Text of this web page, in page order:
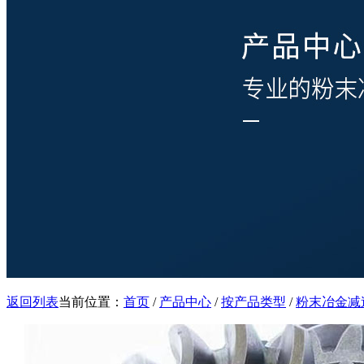
返回列表当前位置： 首页 / 产品中心 /按产品类型 /粉末冶金减